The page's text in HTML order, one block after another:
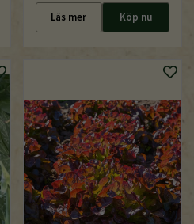
Läs mer Köp nu